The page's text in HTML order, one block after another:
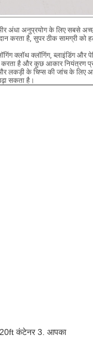
अंधा अनुप्रयोग के लिए सबसे
करता है, सुपर ठीक सामग्री को
क्लॉथ क्लॉगिंग, ब्लाइंडिंग और
करता है और कुछ आकार नियंत्रण
और लकड़ी के चिप्स की जांच के लिए
सकता है।
कंटेनर 3. आपका